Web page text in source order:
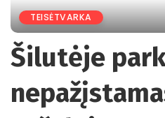
TEISĖTVARKA
Šilutėje